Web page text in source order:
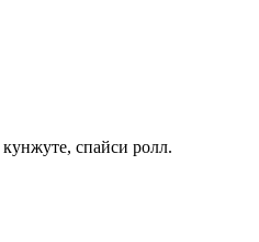
спайси ролл.